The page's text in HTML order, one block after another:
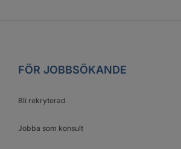
FÖR JOBBSÖKANDE
Bli rekryterad
Jobba som konsult